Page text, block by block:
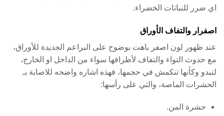
اي ضرر للنباتات الخضراء.
اصفرار والتفاف الأوراق
عند ظهور لون اصفر باهت بوضوح على البراعم الجديدة للأوراق،
مع حدوث التواء والتفاف لأطرافها سواء من الداخل او الخارج،
لتبدو وكأنها تنكمش في حجمها، فهذه اشاره واضحه للاصابة بـ
الحشرات الماصة، والتي على رأسها:
حشرة المن.